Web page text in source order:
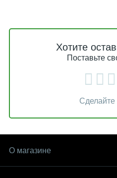
Хотите
Поставьте
О магазине